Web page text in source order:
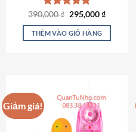
Được xếp
hạng4.90
5 sao
390,000₫ Giá
là:
390,000 ₫.
295,000₫Giá
tại
THÊM VÀO GIỎ HÀNG
Giảm giá!